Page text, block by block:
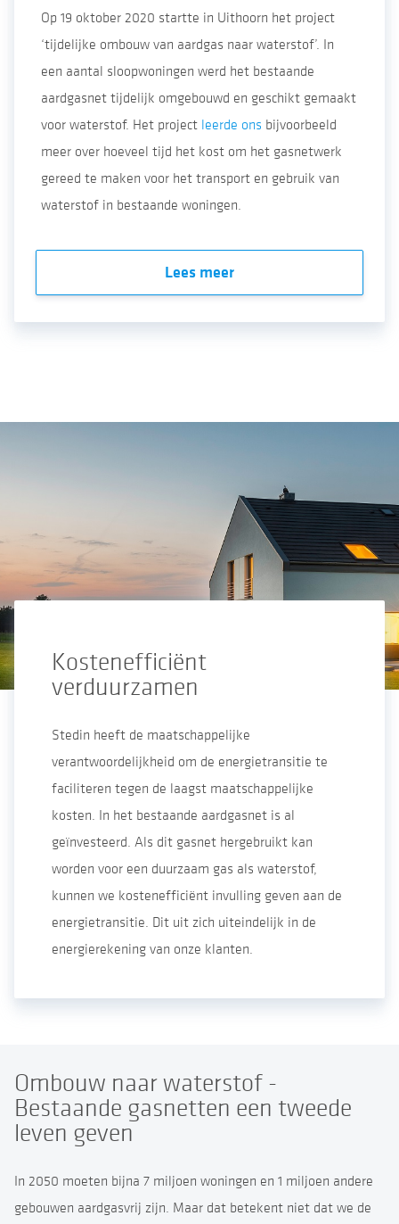
Op 19 oktober 2020 startte in Uithoorn het project
‘tijdelijke ombouw van aardgas naar waterstof’. In
een aantal sloopwoningen werd het bestaande
aardgasnet tijdelijk omgebouwd en geschikt gemaakt
voor waterstof. Het project leerde ons bijvoorbeeld
meer over hoeveel tijd het kost om het gasnetwerk
gereed te maken voor het transport en gebruik van
waterstof in bestaande woningen.
Lees meer
Kostenefficiënt
verduurzamen
Stedin heeft de maatschappelijke
verantwoordelijkheid om de energietransitie te
faciliteren tegen de laagst maatschappelijke
kosten. In het bestaande aardgasnet is al
geïnvesteerd. Als dit gasnet hergebruikt kan
worden voor een duurzaam gas als waterstof,
kunnen we kostenefficiënt invulling geven aan de
energietransitie. Dit uit zich uiteindelijk in de
energierekening van onze klanten.
Ombouw naar waterstof -
Bestaande gasnetten een tweede
leven geven
In 2050 moeten bijna 7 miljoen woningen en 1 miljoen andere
gebouwen aardgasvrij zijn. Maar dat betekent niet dat we de